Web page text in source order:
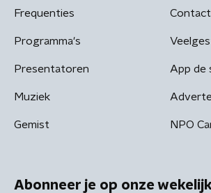
Frequenties
Programma's
Presentatoren
Muziek
Gemist
Contact
App de
NPO
Abonneer je op onze